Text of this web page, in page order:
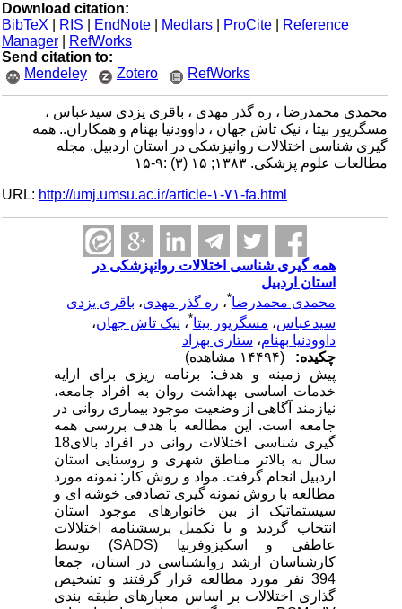
Download citation:
BibTeX
| RIS |EndNote |Medlars |ProCite |Reference
Manager
|RefWorks
Send citation to:
Mendeley
Zotero RefWorks
محمدی محمدرضا ، ره گذر مهدی ، باقری یزدی سیدعباس ،
مسگرپور بیتا ، نیک تاش جهان ، داوودنیا بهنام و همکاران.. همه
گیری شناسی اختلالات روانپزشکی در استان اردبیل. مجله
مطالعات علوم پزشکی. ۱۳۸۳; ۱۵ (۳) :۹-۱۵
URL:http://umj.umsu.ac.ir/article-۱-۷۱-fa.html
همه گیری شناسی اختلالات روانپزشکی در
استان اردبیل
محمدی محمدرضا*،ره گذر مهدی،باقری یزدی
سیدعباس،مسگرپور بیتا*،نیک تاش جهان،
داوودنیا بهنام،ستاری بهزاد
چکیده:
پیش زمینه و هدف: برنامه ریزی برای ارایه
خدمات اساسی بهداشت روان به افراد جامعه،
نیازمند آگاهی از وضعیت موجود بیماری روانی در
جامعه است. این مطالعه با هدف بررسی همه
گیری شناسی اختلالات روانی در افراد بالای18
سال به بالاتر مناطق شهری و روستایی استان
اردبیل انجام گرفت. مواد و روش کار: نمونه مورد
مطالعه با روش نمونه گیری تصادفی خوشه ای و
سیستماتیک از بین خانوارهای موجود استان
انتخاب گردید و با تکمیل پرسشنامه اختلالات
عاطفی و اسکیزوفرنیا (SADS) توسط
کارشناسان ارشد روانشناسی در استان، جمعا
394 نفر مورد مطالعه قرار گرفتند و تشخیص
گذاری اختلالات بر اساس معیارهای طبقه بندی